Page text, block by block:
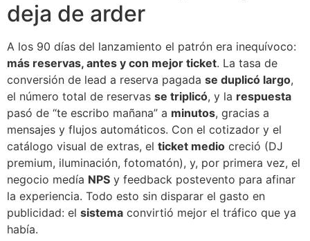
deja de arder
A los 90 días del lanzamiento el patrón era inequívoco:
más reservas, antes y con mejor ticket. La tasa de
conversión de lead a reserva pagada se duplicó largo,
el número total de reservas se triplicó, y la respuesta
pasó de “te escribo mañana” a minutos, gracias a
mensajes y flujos automáticos. Con el cotizador y el
catálogo visual de extras, el ticket medio creció (DJ
premium, iluminación, fotomatón), y, por primera vez, el
negocio medía NPS y feedback postevento para afinar
la experiencia. Todo esto sin disparar el gasto en
publicidad: el sistema convirtió mejor el tráfico que ya
había.